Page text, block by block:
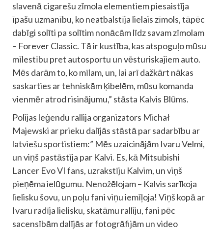
slavenā cigarešu zīmola elementiem piesaistīja
īpašu uzmanību, ko neatbalstīja lielais zīmols, tāpēc
dabīgi solīti pa solītim nonācām līdz savam zīmolam
– Forever Classic. Tā ir kustība, kas atspoguļo mūsu
mīlestību pret autosportu un vēsturiskajiem auto.
Mēs darām to, ko mīlam, un, lai arī dažkārt nākas
saskarties ar tehniskām ķibelēm, mūsu komanda
vienmēr atrod risinājumu,” stāsta Kalvis Blūms.
Polijas leģendu rallija organizators Michał
Majewski ar prieku dalījās stāstā par sadarbību ar
latviešu sportistiem:” Mēs uzaicinājām Ivaru Velmi,
un viņš pastāstīja par Kalvi. Es, kā Mitsubishi
Lancer Evo VI fans, uzrakstīju Kalvim, un viņš
pieņēma ielūgumu. Nenožēlojam – Kalvis sarīkoja
lielisku šovu, un poļu fani viņu iemīļoja! Viņš kopā ar
Ivaru radīja lielisku, skatāmu ralliju, fani pēc
sacensībām dalījās ar fotogrāfijām un video